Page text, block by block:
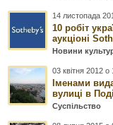
14 листопада
10 робіт
аукціоні
Новини
03 квітня 2012 о
Іменами
вулиці в
Суспільство